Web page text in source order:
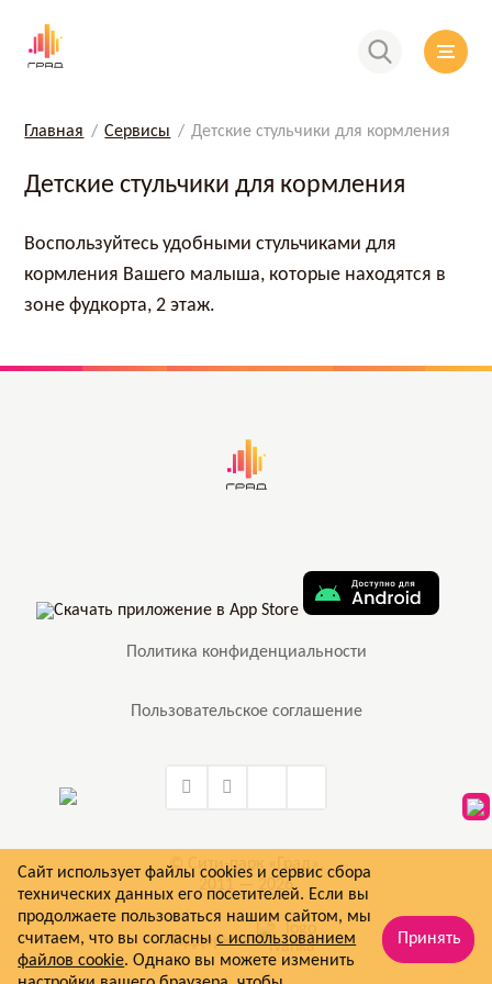
Главная Сервисы Детские стульчики для кормления
Детские стульчики для кормления
Воспользуйтесь удобными стульчиками для
кормления Вашего малыша, которые находятся в
зоне фудкорта, 2 этаж.
Политика конфиденциальности
Пользовательское соглашение
© Сити-парк «Град»,
2011 — 2026
Поддержка
Сайт использует файлы cookies и сервис сбора
технических данных его посетителей. Если вы
продолжаете пользоваться нашим сайтом, мы
считаем, что вы согласныс использованием
файлов cookie. Однако вы можете изменить
Принять